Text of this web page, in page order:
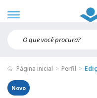
Página inicial Perfil
Novo